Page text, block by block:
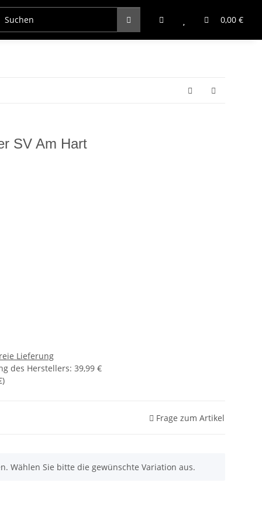
0,00 €
SV Am Hart
Lieferung
des Herstellers: 39,99 €
)
Frage zum Artikel
Wählen Sie bitte die gewünschte Variation aus.